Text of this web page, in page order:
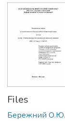
Files
Бережний